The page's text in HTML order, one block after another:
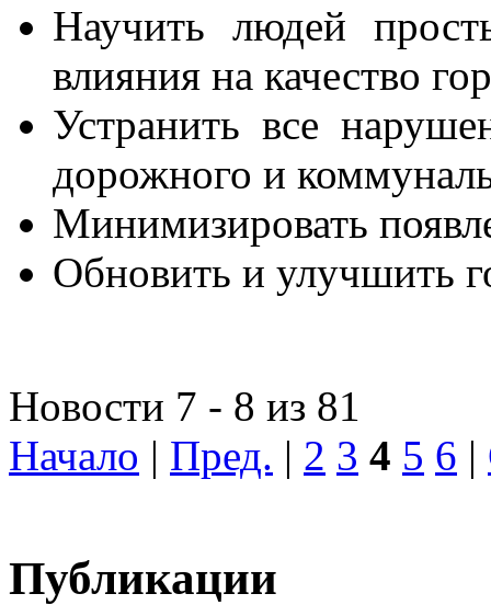
Научить людей
влияния на качество
Устранить все
дорожного и
Минимизировать
Обновить и улучшить
Новости 7 - 8 из 81
Начало | Пред. | 2 3 4 5 6 |
Публикации